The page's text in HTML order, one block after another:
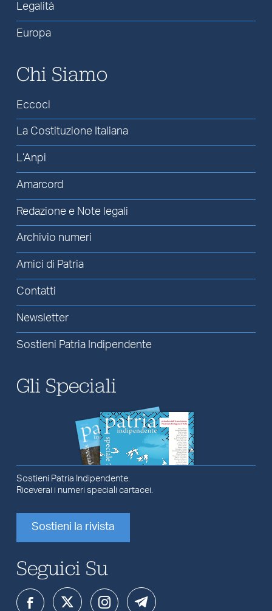
Legalità
Europa
Chi Siamo
Eccoci
La Costituzione Italiana
L’Anpi
Amarcord
Redazione e Note legali
Archivio numeri
Amici di Patria
Contatti
Newsletter
Sostieni Patria Indipendente
Gli Speciali
Sostieni Patria Indipendente.
Riceverai i numeri speciali cartacei.
Sostieni la rivista
Seguici Su